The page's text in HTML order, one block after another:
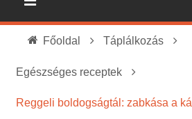
Főoldal Táplálkozás
Egészséges receptek
Reggeli boldogságtál: zabkása a